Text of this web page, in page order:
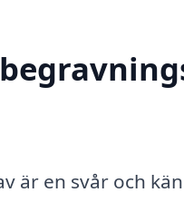
är en svår och